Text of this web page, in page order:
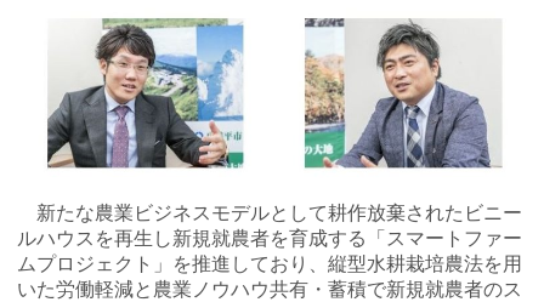
新たな農業ビジネスモデルとして耕作放棄されたビニー
ルハウスを再生し新規就農者を育成する「スマートファー
ムプロジェクト」を推進しており、縦型水耕栽培農法を用
いた労働軽減と農業ノウハウ共有・蓄積で新規就農者のス